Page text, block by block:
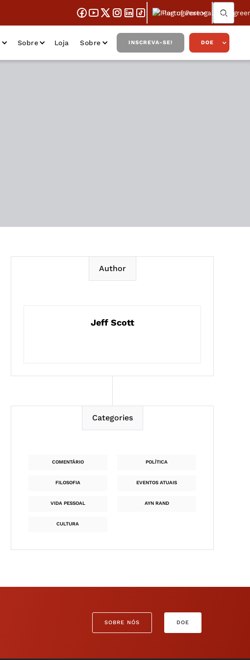
Portuguese
Sobre Loja Sobre INSCREVA-SE! DOE
Author
Jeff Scott
Categories
COMENTÁRIO POLÍTICA
FILOSOFIA EVENTOS ATUAIS
VIDA PESSOAL AYN RAND
CULTURA
SOBRE NÓS DOE